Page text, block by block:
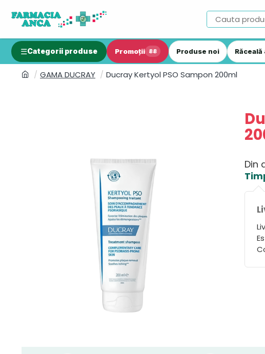
Categorii produse Promoții 88 Produse noi Răceală
GAMA DUCRAY Ducray Kertyol PSO Sampon 200ml
Din